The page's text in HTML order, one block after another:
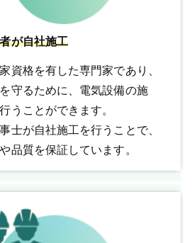
が自社施工
資格を有した専門家であり、
守るために、電気設備の施
うことができます。
士が自社施工を行うことで、
品質を保証しています。